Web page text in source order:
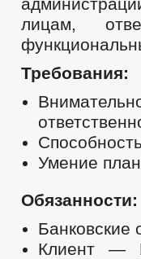
лицам,
Требования:
Умение
Обязанности:
Банковские
Клиент —